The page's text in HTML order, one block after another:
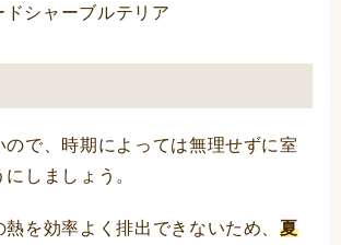
ので、時期によっては無理せずに室
しましょう。
熱を効率よく排出できないため、夏